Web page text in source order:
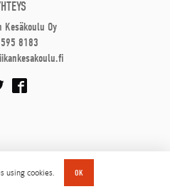
using cookies. OK
Kesäkoulu Oy
8183